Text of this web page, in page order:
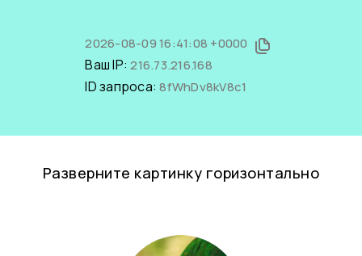
2026-08-09 16:41:08 +0000
Ваш IP:216.73.216.168
ID запроса:8fWhDv8kV8c1
Разверните картинку горизонтально